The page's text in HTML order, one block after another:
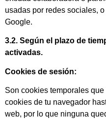
usadas por redes sociales,
Google.
3.2. Según el plazo de
activadas.
Cookies de sesión:
Son cookies temporales
cookies de tu navegador
web, por lo que ninguna